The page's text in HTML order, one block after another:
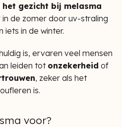
gezicht bij melasma
de zomer door uv-straling
in de winter.
is, ervaren veel mensen
leiden tot onzekerheid of
, zeker als het
is.
voor?